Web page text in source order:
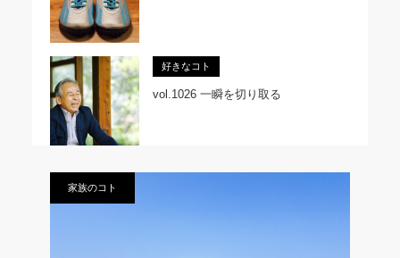
好きなコト
vol.1026 一瞬を切り取る
家族のコト